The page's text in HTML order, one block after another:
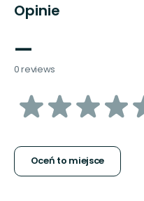
Opinie
—
0 reviews
z
gwiazdek
Oceń to miejsce